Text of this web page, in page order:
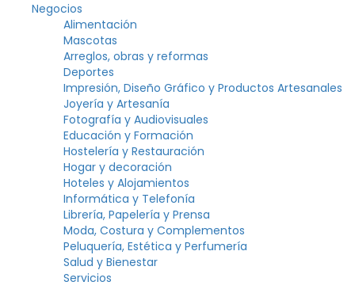
Negocios
Alimentación
Mascotas
Arreglos, obras y reformas
Deportes
Impresión, Diseño Gráfico y Productos Artesanales
Joyería y Artesanía
Fotografía y Audiovisuales
Educación y Formación
Hostelería y Restauración
Hogar y decoración
Hoteles y Alojamientos
Informática y Telefonía
Librería, Papelería y Prensa
Moda, Costura y Complementos
Peluquería, Estética y Perfumería
Salud y Bienestar
Servicios